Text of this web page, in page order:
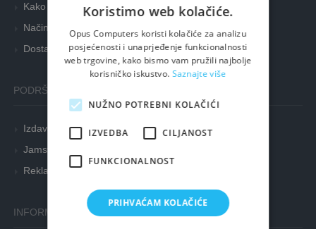
Kako naručiti?
Načini plaćanja
Dostava
PODRŠKA KUPCIMA
Izdavanje e-računa
Jamstvo (garancija) i servis
Reklamacije i prigovori
INFORMACIJE
Koristimo web kolačiće.
Opus Computers koristi kolačiće za analizu
posjećenosti i unaprjeđenje funkcionalnosti
web trgovine, kako bismo vam pružili najbolje
korisničko iskustvo. Saznajte više
NUŽNO POTREBNI KOLAČIĆI
IZVEDBA CILJANOST
FUNKCIONALNOST
PRIHVAĆAM KOLAČIĆE